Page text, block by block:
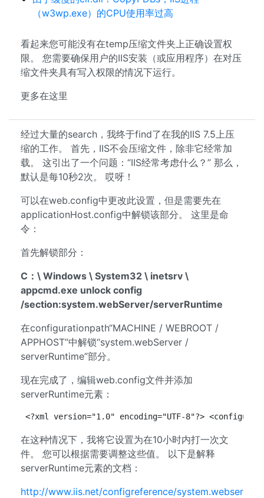
（w3wp.exe）的CPU使用率过高
看起来您可能没有在temp压缩文件夹上正确设置权
限。 您需要确保用户的IIS安装（或应用程序）在对压
缩文件夹具有写入权限的情况下运行。
更多在这里
经过大量的search，我终于find了在我的IIS 7.5上压
缩的工作。 首先，IIS不会压缩文件，除非它经常加
载。 这引出了一个问题：“IIS经常考虑什么？” 那么，
默认是每10秒2次。 哎呀！
可以在web.config中更改此设置，但是需要先在
applicationHost.config中解锁该部分。 这里是命
令：
首先解锁部分：
C：\ Windows \ System32 \ inetsrv \
appcmd.exe unlock config
/section:system.webServer/serverRuntime
在configurationpath“MACHINE / WEBROOT /
APPHOST”中解锁“system.webServer /
serverRuntime”部分。
现在完成了，编辑web.config文件并添加
serverRuntime元素：
<?xml version="1.0" encoding="UTF-8"?>
在这种情况下，我将它设置为在10小时内打一次文
件。 您可以根据需要调整这些值。 以下是解释
serverRuntime元素的文档：
http://www.iis.net/configreference/system.webser